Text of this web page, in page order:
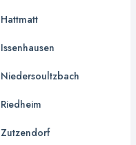
Hattmatt
Issenhausen
Niedersoultzbach
Riedheim
Zutzendorf